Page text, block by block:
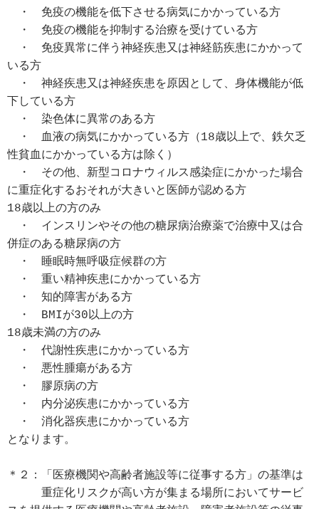
・　免疫の機能を低下させる病気にかかっている方
・　免疫の機能を抑制する治療を受けている方
・　免疫異常に伴う神経疾患又は神経筋疾患にかかって
いる方
・　神経疾患又は神経疾患を原因として、身体機能が低
下している方
・　染色体に異常のある方
・　血液の病気にかかっている方（18歳以上で、鉄欠乏
性貧血にかかっている方は除く）
・　その他、新型コロナウィルス感染症にかかった場合
に重症化するおそれが大きいと医師が認める方
18歳以上の方のみ
・　インスリンやその他の糖尿病治療薬で治療中又は合
併症のある糖尿病の方
・　睡眠時無呼吸症候群の方
・　重い精神疾患にかかっている方
・　知的障害がある方
・　BMIが30以上の方
18歳未満の方のみ
・　代謝性疾患にかかっている方
・　悪性腫瘍がある方
・　膠原病の方
・　内分泌疾患にかかっている方
・　消化器疾患にかかっている方
となります。
＊２：「医療機関や高齢者施設等に従事する方」の基準は
重症化リスクが高い方が集まる場所においてサービ